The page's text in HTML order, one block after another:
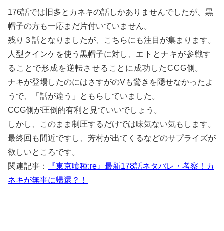
176話では旧多とカネキの話しかありませんでしたが、黒
帽子の方も一応まだ片付いていません。
残り３話となりましたが、こちらにも注目が集まります。
人型クインケを使う黒帽子に対し、 エトとナキが参戦す
ることで形成を逆転させることに成功したCCG側。
ナキが登場したのにはさすがのVも驚きを隠せなかったよ
うで、「話が違う」ともらしていました。
CCG側が圧倒的有利と見ていいでしょう。
しかし、このまま制圧するだけでは味気ない気もします。
最終回も間近ですし、芳村が出てくるなどのサプライズが
欲しいところです。
関連記事：
『東京喰種:re』最新178話ネタバレ・考察！カ
ネキが無事に帰還？！